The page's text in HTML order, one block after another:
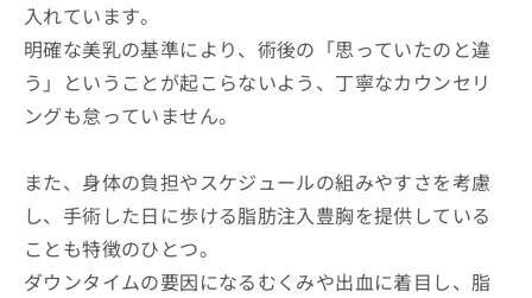
入れています。
明確な美乳の基準により、術後の「思っていたのと違
う」ということが起こらないよう、丁寧なカウンセリ
ングも怠っていません。
また、身体の負担やスケジュールの組みやすさを考慮
し、手術した日に歩ける脂肪注入豊胸を提供している
ことも特徴のひとつ。
ダウンタイムの要因になるむくみや出血に着目し、脂